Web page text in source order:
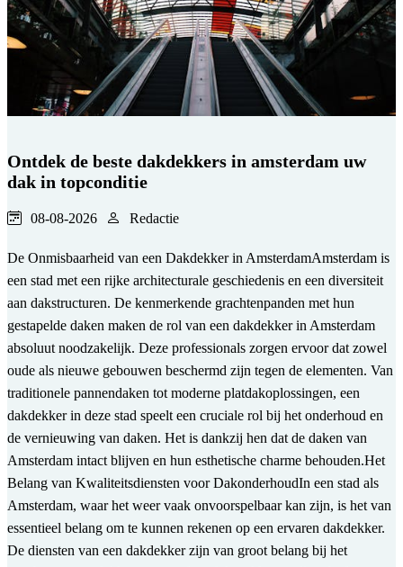
Ontdek de beste dakdekkers in amsterdam uw
dak in topconditie
08-08-2026 Redactie
De Onmisbaarheid van een Dakdekker in AmsterdamAmsterdam is
een stad met een rijke architecturale geschiedenis en een diversiteit
aan dakstructuren. De kenmerkende grachtenpanden met hun
gestapelde daken maken de rol van een dakdekker in Amsterdam
absoluut noodzakelijk. Deze professionals zorgen ervoor dat zowel
oude als nieuwe gebouwen beschermd zijn tegen de elementen. Van
traditionele pannendaken tot moderne platdakoplossingen, een
dakdekker in deze stad speelt een cruciale rol bij het onderhoud en
de vernieuwing van daken. Het is dankzij hen dat de daken van
Amsterdam intact blijven en hun esthetische charme behouden.Het
Belang van Kwaliteitsdiensten voor DakonderhoudIn een stad als
Amsterdam, waar het weer vaak onvoorspelbaar kan zijn, is het van
essentieel belang om te kunnen rekenen op een ervaren dakdekker.
De diensten van een dakdekker zijn van groot belang bij het